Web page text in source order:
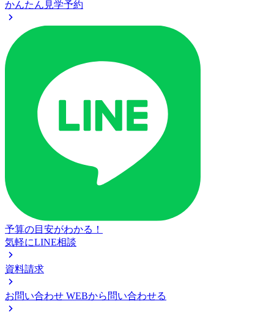
かんたん見学予約
予算の目安がわかる！
気軽にLINE相談
資料請求
お問い合わせ WEBから問い合わせる